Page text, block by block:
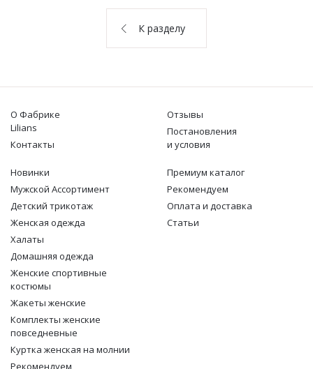
К разделу
О Фабрике
Lilians
Контакты
Отзывы
Постановления
и условия
Новинки
Мужской Ассортимент
Детcкий трикотаж
Женская одежда
Халаты
Домашняя одежда
Женские спортивные
костюмы
Жакеты женские
Комплекты женские
повседневные
Куртка женская на молнии
Рекомендуем
Премиум каталог
Рекомендуем
Оплата и доставка
Статьи